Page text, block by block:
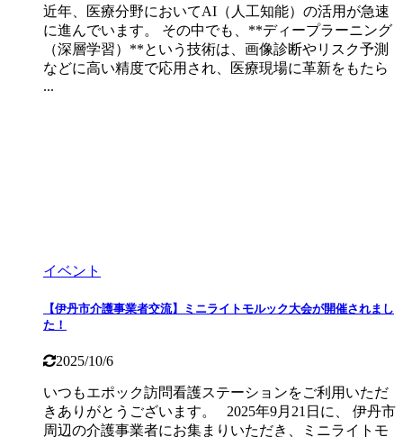
近年、医療分野においてAI（人工知能）の活用が急速
に進んでいます。 その中でも、**ディープラーニング
（深層学習）**という技術は、画像診断やリスク予測
などに高い精度で応用され、医療現場に革新をもたら
...
イベント
【伊丹市介護事業者交流】ミニライトモルック大会が開催されまし
た！
2025/10/6
いつもエポック訪問看護ステーションをご利用いただ
きありがとうございます。 2025年9月21日に、 伊丹市
周辺の介護事業者にお集まりいただき、ミニライトモ